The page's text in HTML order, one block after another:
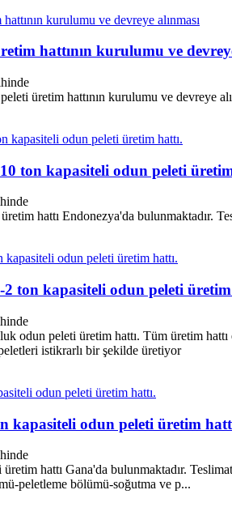
hattının kurulumu ve
üretim hattının kurulumu ve devreye
ton kapasiteli odun peleti
hattı Endonezya'da bulunmaktadır.
ton kapasiteli odun peleti üretim
odun peleti üretim hattı. Tüm üretim
istikrarlı bir şekilde üretiyor
kapasiteli odun peleti üretim
hattı Gana'da bulunmaktadır.
peletleme bölümü-soğutma ve p...